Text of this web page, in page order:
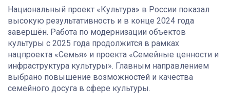
Национальный проект «Культура» в России показал
высокую результативность и в конце 2024 года
завершён. Работа по модернизации объектов
культуры с 2025 года продолжится в рамках
нацпроекта «Семья» и проекта «Семейные ценности и
инфраструктура культуры». Главным направлением
выбрано повышение возможностей и качества
семейного досуга в сфере культуры.